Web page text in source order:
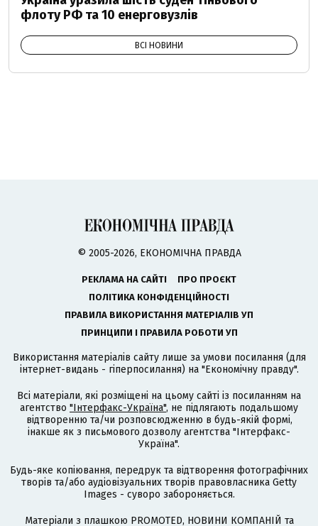
флоту РФ та 10 енерговузлів
ВСІ НОВИНИ
© 2005-2026, ЕКОНОМІЧНА ПРАВДА
РЕКЛАМА НА САЙТІ
ПРО ПРОЄКТ
ПОЛІТИКА КОНФІДЕНЦІЙНОСТІ
ПРАВИЛА ВИКОРИСТАННЯ МАТЕРІАЛІВ УП
ПРИНЦИПИ І ПРАВИЛА РОБОТИ УП
Використання матеріалів сайту лише за умови посилання (для
інтернет-видань - гіперпосилання) на "Економічну правду".
Всі матеріали, які розміщені на цьому сайті із посиланням на
агентство "Інтерфакс-Україна", не підлягають подальшому
відтворенню та/чи розповсюдженню в будь-якій формі,
інакше як з письмового дозволу агентства "Інтерфакс-
Україна".
Будь-яке копіювання, передрук та відтворення фотографічних
творів та/або аудіовізуальних творів правовласника Getty
Images - суворо забороняється.
Матеріали з плашкою PROMOTED, НОВИНИ КОМПАНІЙ та